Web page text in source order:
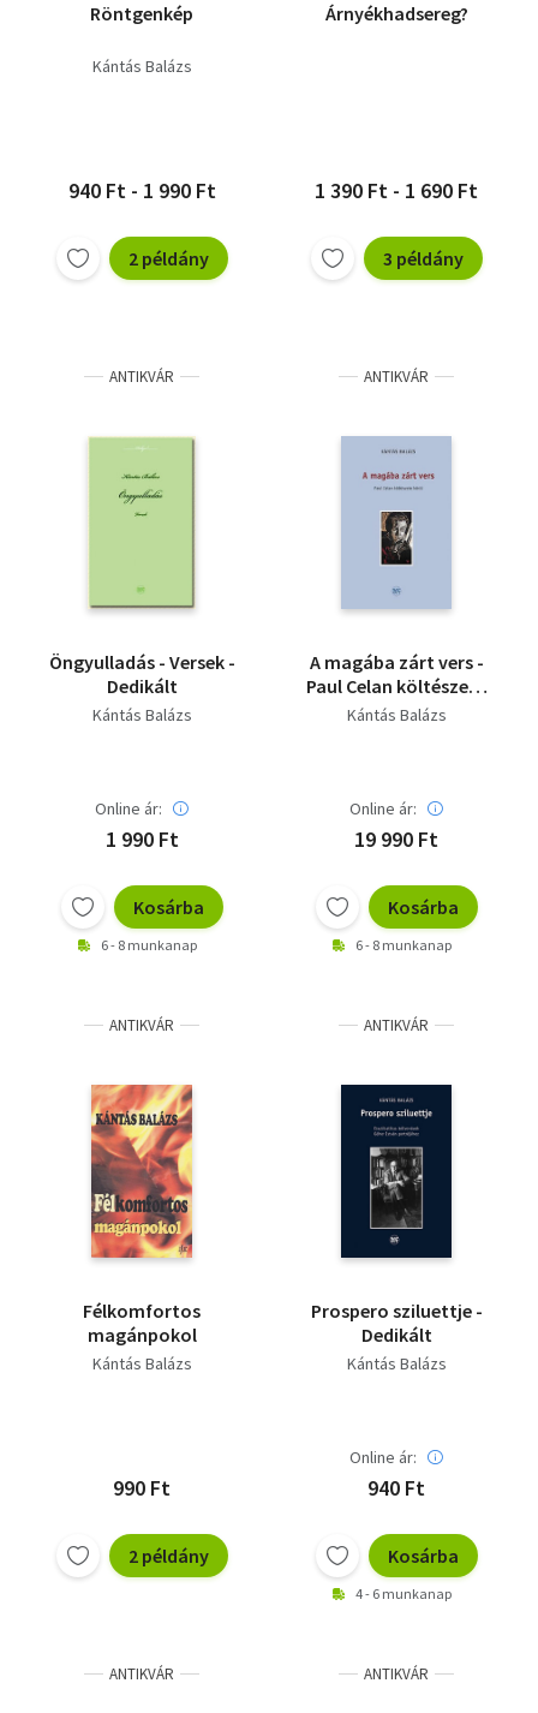
Röntgenkép
Kántás Balázs
940 Ft - 1 990 Ft
2 példány
Árnyékhadsereg?
1 390 Ft - 1 690 Ft
3 példány
ANTIKVÁR
Öngyulladás - Versek -
Dedikált
Kántás Balázs
Online ár:
1 990 Ft
Kosárba
6 - 8 munkanap
ANTIKVÁR
A magába zárt vers -
Paul Celan költészete
körül
Kántás Balázs
Online ár:
19 990 Ft
Kosárba
6 - 8 munkanap
ANTIKVÁR
Félkomfortos
magánpokol
Kántás Balázs
990 Ft
2 példány
ANTIKVÁR
Prospero sziluettje -
Dedikált
Kántás Balázs
Online ár:
940 Ft
Kosárba
4 - 6 munkanap
ANTIKVÁR ANTIKVÁR